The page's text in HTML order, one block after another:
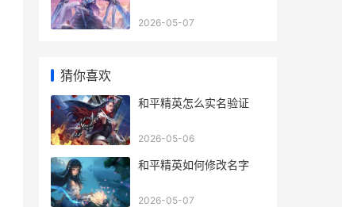
2026-05-07
猜你喜欢
和平精英怎么实名验证
2026-05-06
和平精英如何修改名字
2026-05-07